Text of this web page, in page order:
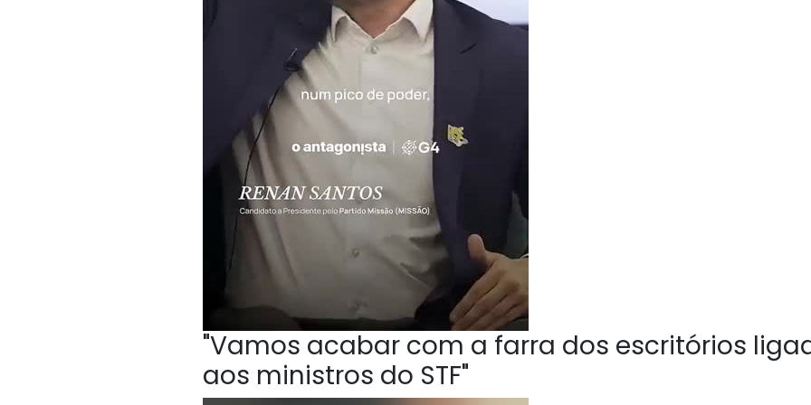
"Vamos acabar com a farra dos escritórios
aos ministros do STF"